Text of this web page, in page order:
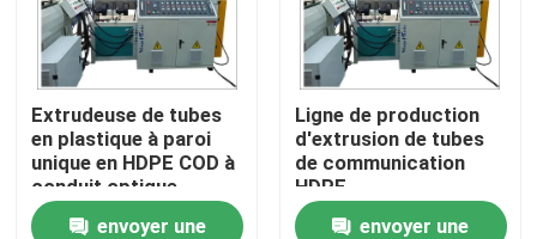
Contrôle de qualité
Contactez-nous
Machine en plastique d'extrudeuse de tuyau
Extrudeuse de tubes
en plastique à paroi
unique en HDPE COD à
conduit optique
ondulé
envoyer une
Ligne de production
d'extrusion de tubes
de communication
HDPE
envoyer une